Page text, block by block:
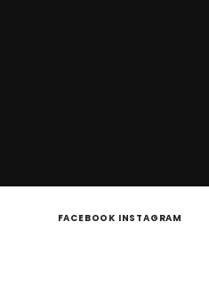
FACEBOOK INSTAGRAM